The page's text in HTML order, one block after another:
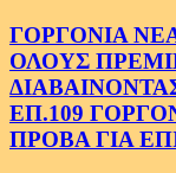
ΓΟΡΓΟΝΙΑ
ΟΛΟΥΣ
ΕΠ.109
ΠΡΟΒΑ ΓΙΑ